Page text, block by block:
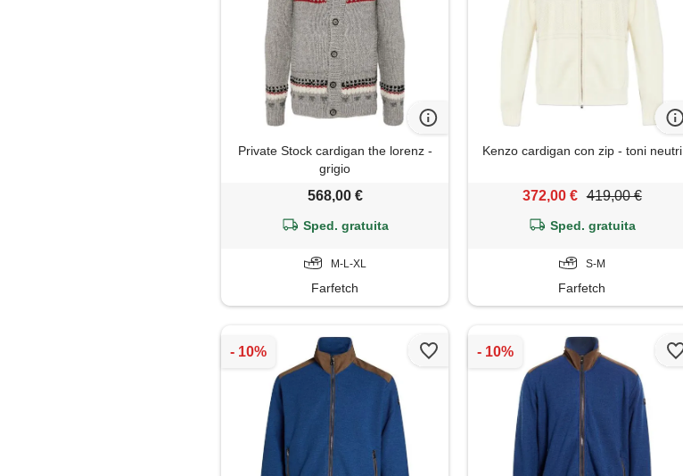
Private Stock cardigan the lorenz -
grigio
568,00 €
Sped. gratuita
M-L-XL
Farfetch
Kenzo cardigan con zip - toni neutri
372,00 € 419,00 €
Sped. gratuita
S-M
Farfetch